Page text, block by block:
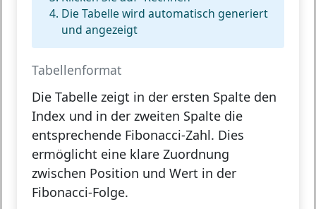
Die Tabelle wird automatisch generiert
und angezeigt
Tabellenformat
Die Tabelle zeigt in der ersten Spalte den
Index und in der zweiten Spalte die
entsprechende Fibonacci-Zahl. Dies
ermöglicht eine klare Zuordnung
zwischen Position und Wert in der
Fibonacci-Folge.